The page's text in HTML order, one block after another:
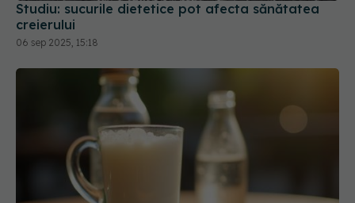
06 sep 2025, 15:18